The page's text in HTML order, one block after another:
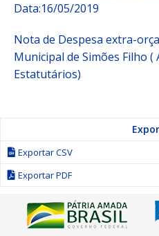
Data:16/05/2019
Nota de Despesa extra-
Municipal de Simões Filho (
Estatutários)
Exportar CSV
Exportar PDF